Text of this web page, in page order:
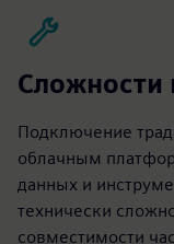
Сложности
Подключение
облачным
данных и
технически
совместимости